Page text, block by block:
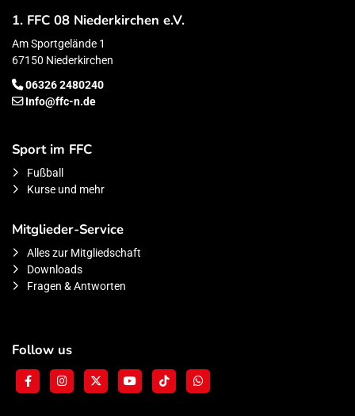
1. FFC 08 Niederkirchen e.V.
Am Sportgelände 1
67150 Niederkirchen
06326 2480240
Info@ffc-n.de
Sport im FFC
Fußball
Kurse und mehr
Mitglieder-Service
Alles zur Mitgliedschaft
Downloads
Fragen & Antworten
Follow us